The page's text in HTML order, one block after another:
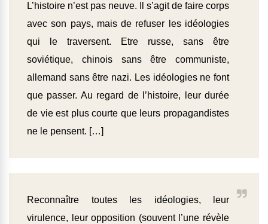
L’histoire n’est pas neuve. Il s’agit de faire corps
avec son pays, mais de refuser les idéologies
qui le traversent. Etre russe, sans être
soviétique, chinois sans être communiste,
allemand sans être nazi. Les idéologies ne font
que passer. Au regard de l’histoire, leur durée
de vie est plus courte que leurs propagandistes
ne le pensent. […]
Reconnaître toutes les idéologies, leur
virulence, leur opposition (souvent l’une révèle